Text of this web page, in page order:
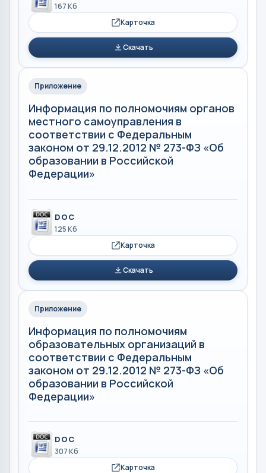
167 Кб
Карточка
Скачать
Приложение
Информация по полномочиям органов
местного самоуправления в
соответствии с Федеральным
законом от 29.12.2012 № 273-ФЗ «Об
образовании в Российской
Федерации»
DOC
125 Кб
Карточка
Скачать
Приложение
Информация по полномочиям
образовательных организаций в
соответствии с Федеральным
законом от 29.12.2012 № 273-ФЗ «Об
образовании в Российской
Федерации»
DOC
307 Кб
Карточка